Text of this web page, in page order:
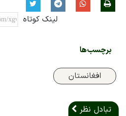
لینک کوتاه
برچسب‌ها
افغانستان
تبادل نظر